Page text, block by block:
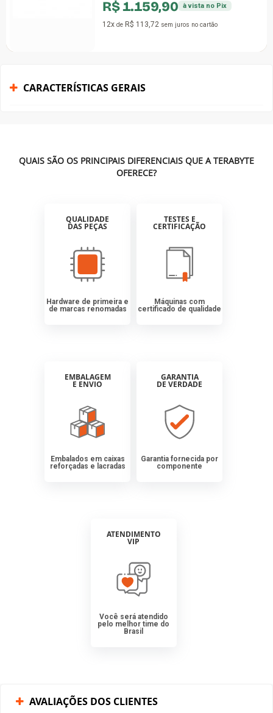
R$ 1.159,90 à vista no Pix
12xdeR$ 113,72sem juros no cartão
CARACTERÍSTICAS GERAIS
QUAIS SÃO OS PRINCIPAIS DIFERENCIAIS QUE A TERABYTE
OFERECE?
QUALIDADE
DAS PEÇAS
Hardware de primeira e
de marcas renomadas
TESTES E
CERTIFICAÇÃO
Máquinas com
certificado de qualidade
EMBALAGEM
E ENVIO
Embalados em caixas
reforçadas e lacradas
GARANTIA
DE VERDADE
Garantia fornecida por
componente
ATENDIMENTO
VIP
Você será atendido
pelo melhor time do
Brasil
AVALIAÇÕES DOS CLIENTES